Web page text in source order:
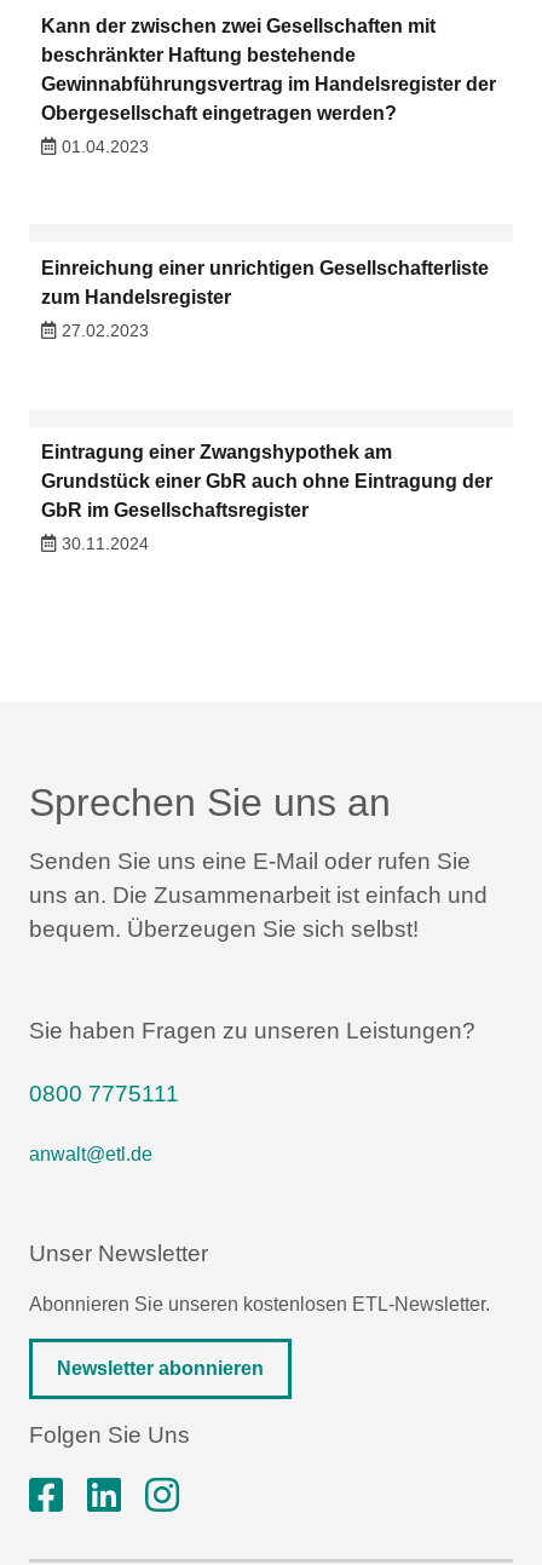
Kann der zwischen zwei Gesellschaften mit
beschränkter Haftung bestehende
Gewinnabführungsvertrag im Handelsregister der
Obergesellschaft eingetragen werden?
01.04.2023
Einreichung einer unrichtigen Gesellschafterliste
zum Handelsregister
27.02.2023
Eintragung einer Zwangshypothek am
Grundstück einer GbR auch ohne Eintragung der
GbR im Gesellschaftsregister
30.11.2024
Sprechen Sie uns an
Senden Sie uns eine E-Mail oder rufen Sie
uns an. Die Zusammenarbeit ist einfach und
bequem. Überzeugen Sie sich selbst!
Sie haben Fragen zu unseren Leistungen?
0800 7775111
anwalt@etl.de
Unser Newsletter
Abonnieren Sie unseren kostenlosen ETL-Newsletter.
Newsletter abonnieren
Folgen Sie Uns